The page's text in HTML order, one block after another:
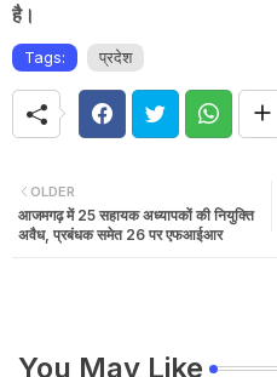
है।
Tags: प्रदेश
OLDER
आजमगढ़ में 25 सहायक अध्यापकों की नियुक्ति
अवैध, प्रबंधक समेत 26 पर एफआईआर
You May Like